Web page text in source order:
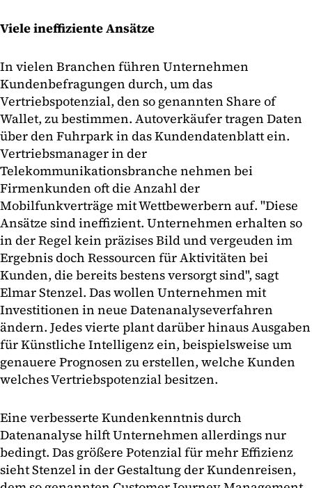
Viele ineffiziente Ansätze
In vielen Branchen führen Unternehmen
Kundenbefragungen durch, um das
Vertriebspotenzial, den so genannten Share of
Wallet, zu bestimmen. Autoverkäufer tragen Daten
über den Fuhrpark in das Kundendatenblatt ein.
Vertriebsmanager in der
Telekommunikationsbranche nehmen bei
Firmenkunden oft die Anzahl der
Mobilfunkverträge mit Wettbewerbern auf. "Diese
Ansätze sind ineffizient. Unternehmen erhalten so
in der Regel kein präzises Bild und vergeuden im
Ergebnis doch Ressourcen für Aktivitäten bei
Kunden, die bereits bestens versorgt sind", sagt
Elmar Stenzel. Das wollen Unternehmen mit
Investitionen in neue Datenanalyseverfahren
ändern. Jedes vierte plant darüber hinaus Ausgaben
für Künstliche Intelligenz ein, beispielsweise um
genauere Prognosen zu erstellen, welche Kunden
welches Vertriebspotenzial besitzen.
Eine verbesserte Kundenkenntnis durch
Datenanalyse hilft Unternehmen allerdings nur
bedingt. Das größere Potenzial für mehr Effizienz
sieht Stenzel in der Gestaltung der Kundenreisen,